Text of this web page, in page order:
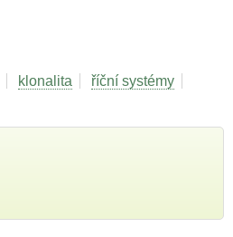
klonalita
říční systémy